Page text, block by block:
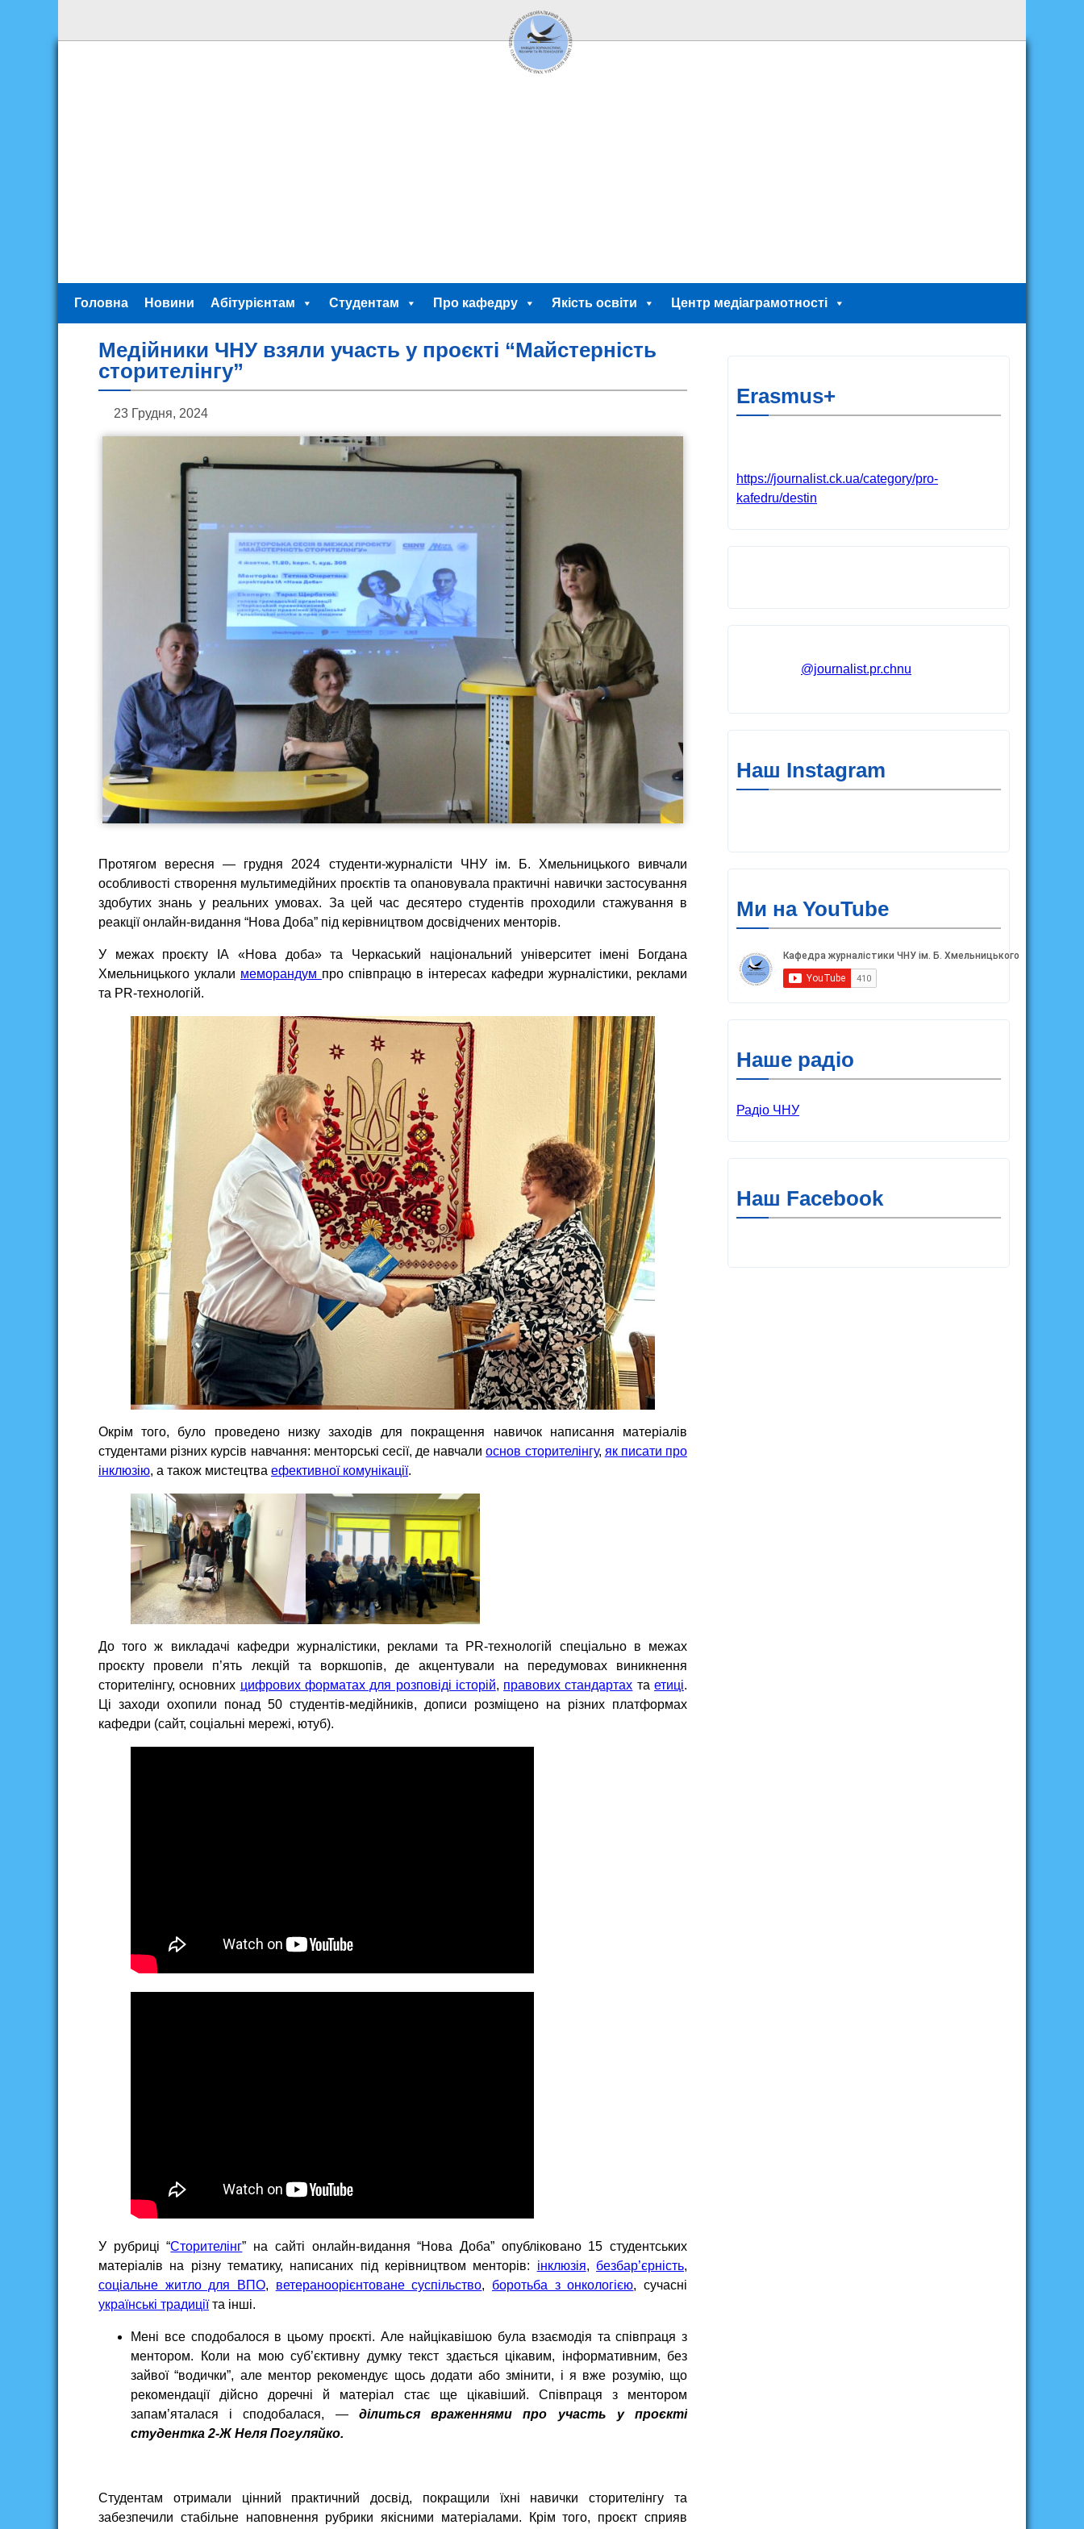
Головна Новини Абітурієнтам Студентам Про кафедру Якість освіти Центр медіаграмотності
Медійники ЧНУ взяли участь у проєкті “Майстерність
сторителінгу”
23 Грудня, 2024
Протягом вересня — грудня 2024 студенти-журналісти ЧНУ ім. Б. Хмельницького вивчали
особливості створення мультимедійних проєктів та опановувала практичні навички застосування
здобутих знань у реальних умовах. За цей час десятеро студентів проходили стажування в
реакції онлайн-видання “Нова Доба” під керівництвом досвідчених менторів.
У межах проєкту ІА «Нова доба» та Черкаський національний університет імені Богдана
Хмельницького уклали меморандум про співпрацю в інтересах кафедри журналістики, реклами
та PR-технологій.
Окрім того, було проведено низку заходів для покращення навичок написання матеріалів
студентами різних курсів навчання: менторські сесії, де навчалиоснов сторителінгу, як писати про
інклюзію, а також мистецтва ефективної комунікації.
До того ж викладачі кафедри журналістики, реклами та PR-технологій спеціально в межах
проєкту провели п’ять лекцій та воркшопів, де акцентували на передумовах виникнення
сторителінгу, основних цифрових форматах для розповіді історій, правових стандартах таетиці.
Ці заходи охопили понад 50 студентів-медійників, дописи розміщено на різних платформах
кафедри (сайт, соціальні мережі, ютуб).
У рубриці “Сторителінг” на сайті онлайн-видання “Нова Доба” опубліковано 15 студентських
матеріалів на різну тематику, написаних під керівництвом менторів: інклюзія, безбар’єрність,
соціальне житло для ВПО, ветераноорієнтоване суспільство, боротьба з онкологією, сучасні
українські традиціїта інші.
Мені все сподобалося в цьому проєкті. Але найцікавішою була взаємодія та співпраця з
ментором. Коли на мою суб’єктивну думку текст здається цікавим, інформативним, без
зайвої “водички”, але ментор рекомендує щось додати або змінити, і я вже розумію, що
рекомендації дійсно доречні й матеріал стає ще цікавіший. Співпраця з ментором
запам’яталася і сподобалася, — ділиться враженнями про участь у проєкті
студентка 2-Ж Неля Погуляйко.
Студентам отримали цінний практичний досвід, покращили їхні навички сторителінгу та
забезпечили стабільне наповнення рубрики якісними матеріалами. Крім того, проєкт сприяв
Erasmus+
https://journalist.ck.ua/category/pro-
kafedru/destin
@journalist.pr.chnu
Наш Instagram
Ми на YouTube
Наше радіо
Радіо ЧНУ
Наш Facebook